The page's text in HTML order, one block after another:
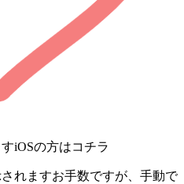
iOSの方はコチラ
れますお手数ですが、手動で